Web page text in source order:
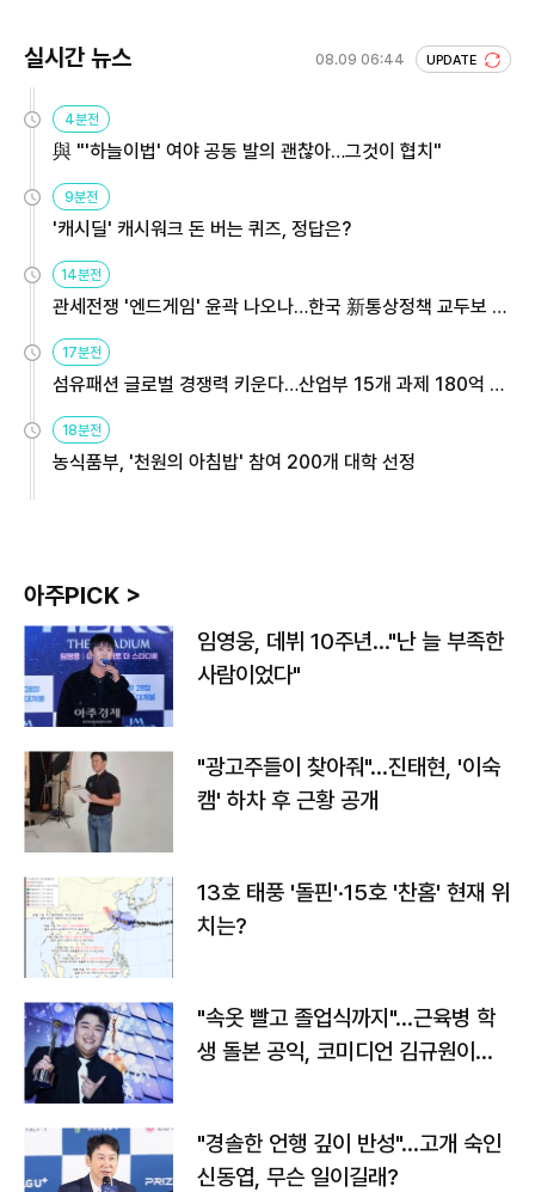
실시간 뉴스 08.09 06:44 UPDATE
4분전
與 "'하늘이법' 여야 공동 발의 괜찮아…그것이 협치"
9분전
'캐시딜' 캐시워크 돈 버는 퀴즈, 정답은?
14분전
관세전쟁 '엔드게임' 윤곽 나오나…한국 新통상정책 교두보 활
용해야
17분전
섬유패션 글로벌 경쟁력 키운다…산업부 15개 과제 180억 지
원
18분전
농식품부, '천원의 아침밥' 참여 200개 대학 선정
아주PICK >
임영웅, 데뷔 10주년…"난 늘 부족한
사람이었다"
"광고주들이 찾아줘"…진태현, '이숙
캠' 하차 후 근황 공개
13호 태풍 '돌핀'·15호 '찬홈' 현재 위
치는?
"속옷 빨고 졸업식까지"…근육병 학
생 돌본 공익, 코미디언 김규원이었
"경솔한 언행 깊이 반성"…고개 숙인
신동엽, 무슨 일이길래?